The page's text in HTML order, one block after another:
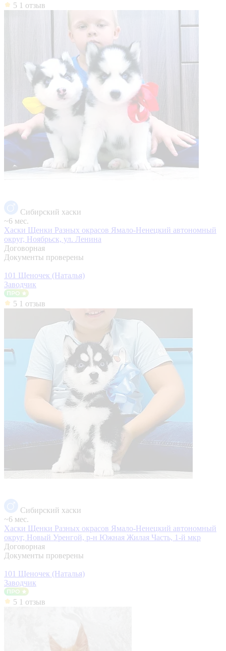
5 1 отзыв
Сибирский хаски
~6 мес.
Хаски Щенки Разных окрасов Ямало-Ненецкий автономный
округ, Ноябрьск, ул. Ленина
Договорная
Документы проверены
101 Щеночек (Наталья)
Заводчик
5 1 отзыв
Сибирский хаски
~6 мес.
Хаски Щенки Разных окрасов Ямало-Ненецкий автономный
округ, Новый Уренгой, р-н Южная Жилая Часть, 1-й мкр
Договорная
Документы проверены
101 Щеночек (Наталья)
Заводчик
5 1 отзыв